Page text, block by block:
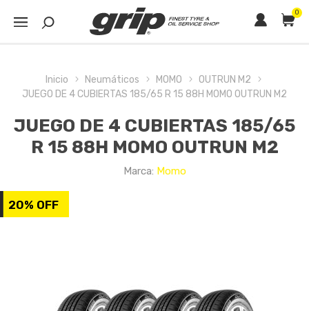
0
Inicio Neumáticos MOMO
OUTRUN M2
JUEGO DE 4 CUBIERTAS 185/65 R 15 88H MOMO OUTRUN M2
JUEGO DE 4 CUBIERTAS 185/65
R 15 88H MOMO OUTRUN M2
Marca: Momo
20% OFF